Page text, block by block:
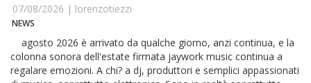
07/08/2026 | lorenzotiezzi
NEWS
agosto 2026 è arrivato da qualche giorno, anzi continua, e la
colonna sonora dell'estate firmata jaywork music continua a
regalare emozioni. A chi? a dj, produttori e semplici appassionati